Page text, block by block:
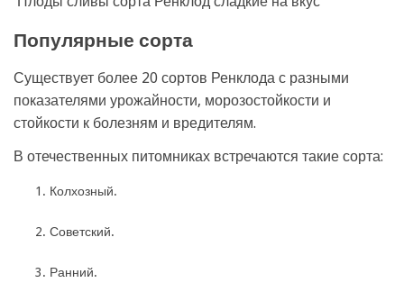
Популярные сорта
Существует более 20 сортов Ренклода с разными
показателями урожайности, морозостойкости и
стойкости к болезням и вредителям.
В отечественных питомниках встречаются такие сорта:
Колхозный.
Советский.
Ранний.